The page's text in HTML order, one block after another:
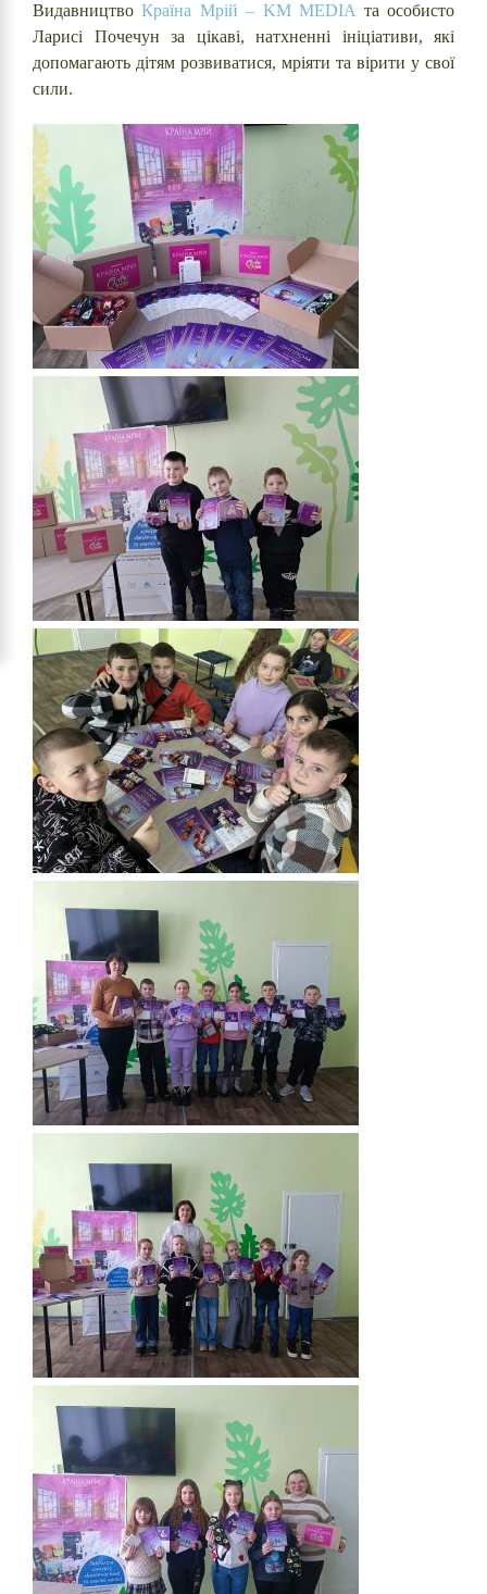
ВидавництвоКраїна Мрій – KM MEDIA та особисто
Ларисі Почечун за цікаві, натхненні ініціативи, які
допомагають дітям розвиватися, мріяти та вірити у свої
сили.